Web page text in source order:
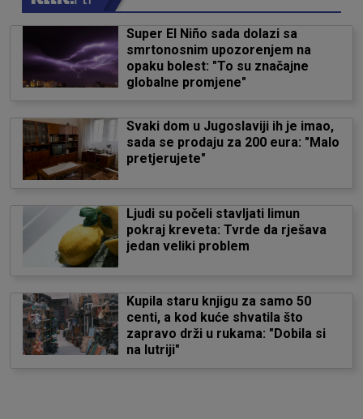
Super El Niño sada dolazi sa
smrtonosnim upozorenjem na
opaku bolest: "To su značajne
globalne promjene"
Svaki dom u Jugoslaviji ih je imao,
sada se prodaju za 200 eura: "Malo
pretjerujete"
Ljudi su počeli stavljati limun
pokraj kreveta: Tvrde da rješava
jedan veliki problem
Kupila staru knjigu za samo 50
centi, a kod kuće shvatila što
zapravo drži u rukama: "Dobila si
na lutriji"